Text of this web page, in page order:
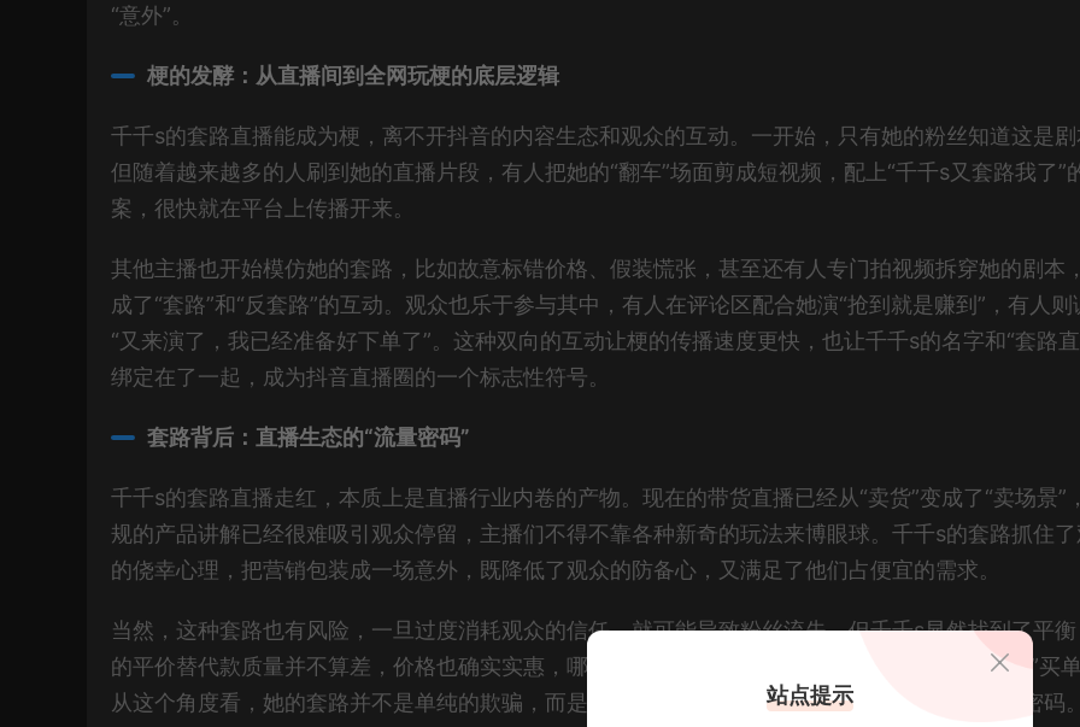
“意外”。
梗的发酵：从直播间到全网玩梗的底层逻辑
千千s的套路直播能成为梗，离不开抖音的内容生态和观众的互动。一开始，只有她的粉丝知道这是剧
但随着越来越多的人刷到她的直播片段，有人把她的“翻车”场面剪成短视频，配上“千千s又套路我了”
案，很快就在平台上传播开来。
其他主播也开始模仿她的套路，比如故意标错价格、假装慌张，甚至还有人专门拍视频拆穿她的剧本
成了“套路”和“反套路”的互动。观众也乐于参与其中，有人在评论区配合她演“抢到就是赚到”，有人则
“又来演了，我已经准备好下单了”。这种双向的互动让梗的传播速度更快，也让千千s的名字和“套路
绑定在了一起，成为抖音直播圈的一个标志性符号。
套路背后：直播生态的“流量密码”
千千s的套路直播走红，本质上是直播行业内卷的产物。现在的带货直播已经从“卖货”变成了“卖场景”
规的产品讲解已经很难吸引观众停留，主播们不得不靠各种新奇的玩法来博眼球。千千s的套路抓住
的侥幸心理，把营销包装成一场意外，既降低了观众的防备心，又满足了他们占便宜的需求。
当然，这种套路也有风险，一旦过度消耗观众的信任，就可能导致粉丝流失。但千千s显然找到了平
的平价替代款质量并不算差，价格也确实实惠，哪怕观众知道是套路，也愿意为这种“有趣的优惠”买单
从这个角度看，她的套路并不是单纯的欺骗，而是一种精准的营销手段，踩中了直播行业的流量密码。
站点提示